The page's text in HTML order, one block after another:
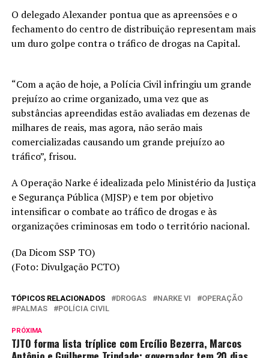
O delegado Alexander pontua que as apreensões e o
fechamento do centro de distribuição representam mais
um duro golpe contra o tráfico de drogas na Capital.
“Com a ação de hoje, a Polícia Civil infringiu um grande
prejuízo ao crime organizado, uma vez que as
substâncias apreendidas estão avaliadas em dezenas de
milhares de reais, mas agora, não serão mais
comercializadas causando um grande prejuízo ao
tráfico”, frisou.
A Operação Narke é idealizada pelo Ministério da Justiça
e Segurança Pública (MJSP) e tem por objetivo
intensificar o combate ao tráfico de drogas e às
organizações criminosas em todo o território nacional.
(Da Dicom SSP TO)
(Foto: Divulgação PCTO)
TÓPICOS RELACIONADOS DROGAS NARKE VI
OPERAÇÃO
PALMAS
POLÍCIA CIVIL
PRÓXIMA
TJTO forma lista tríplice com Ercílio Bezerra, Marcos